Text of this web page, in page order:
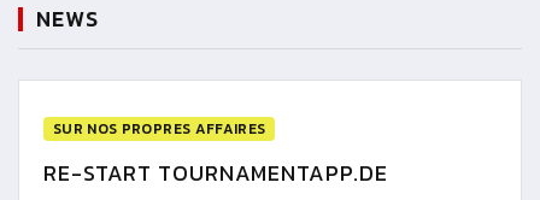
NEWS
SUR NOS PROPRES AFFAIRES
RE-START TOURNAMENTAPP.DE